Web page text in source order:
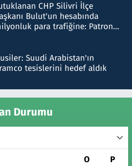
CHP Silivri İlçe
Bulut'un hesabında
para trafiğine: Patron
Suudi Arabistan'ın
tesislerini hedef aldık
Durumu
O P